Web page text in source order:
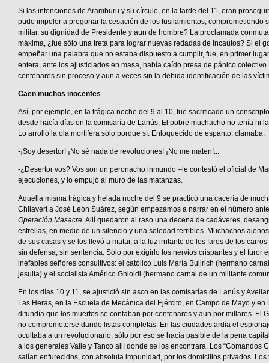
Si las intenciones de Aramburu y su círculo, en la tarde del 11, eran
pudo impeler a pregonar la cesación de los fusilamientos, comprometiendo
militar, su dignidad de Presidente y aun de hombre? La proclamada
máxima, ¿fue sólo una treta para lograr nuevas redadas de incautos? Si el
empeñar una palabra que no estaba dispuesto a cumplir, fue, en primer
entera, ante los ajusticiados en masa, había caído presa de pánico
centenares sin proceso y aun a veces sin la debida identificación de las
Caen muchos inocentes
Así, por ejemplo, en la trágica noche del 9 al 10, fue sacrificado un
desde hacía días en la comisaría de Lanús. El pobre muchacho no tenía ni
Lo arrolló la ola mortífera sólo porque sí. Enloquecido de espanto, clamaba:
-¡Soy desertor! ¡No sé nada de revoluciones! ¡No me maten!...
-¿Desertor vos? Vos son un peronacho inmundo –le contestó el oficial de
ejecuciones, y lo empujó al muro de las matanzas.
Aquella misma trágica y helada noche del 9 se practicó una cacería de
Chilavert a José León Suárez, según empezamos a narrar en el número
Operación Masacre. Allí quedaron al raso una decena de cadáveres,
estrellas, en medio de un silencio y una soledad terribles. Muchachos
de sus casas y se los llevó a matar, a la luz irritante de los faros de los
sin defensa, sin sentencia. Sólo por exigirlo los nervios crispantes y el furor
inefables señores consultivos: el católico Luis María Bullrich (hermano
jesuita) y el socialista Américo Ghioldi (hermano carnal de un militante
En los días 10 y 11, se ajustició sin asco en las comisarías de Lanús y
Las Heras, en la Escuela de Mecánica del Ejército, en Campo de Mayo y en
difundía que los muertos se contaban por centenares y aun por millares. El
no comprometerse dando listas completas. En las ciudades ardía el
ocultaba a un revolucionario, sólo por eso se hacía pasible de la pena
a los generales Valle y Tanco allí donde se los encontrara. Los “Comandos
salían enfurecidos, con absoluta impunidad, por los domicilios privados. Los